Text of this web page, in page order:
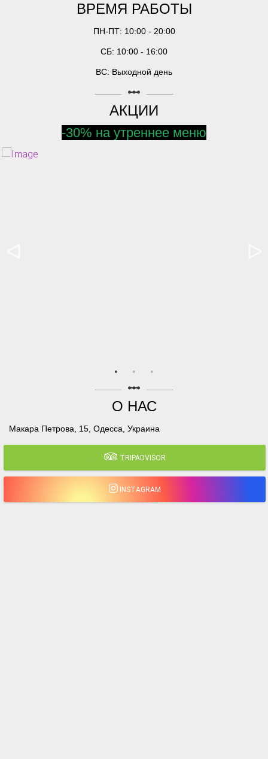
ВРЕМЯ РАБОТЫ
ПН-ПТ: 10:00 - 20:00
СБ: 10:00 - 16:00
ВС: Выходной день
linear_scale
АКЦИИ
-30% на утреннее меню
linear_scale
О НАС
Макара Петрова, 15, Одесса, Украина
TRIPADVISOR
INSTAGRAM